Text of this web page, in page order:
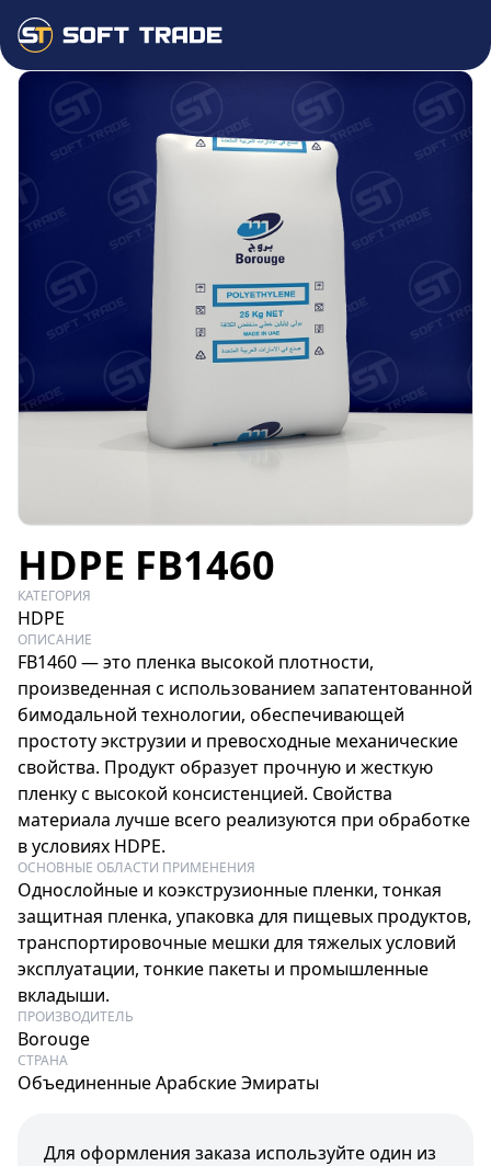
HDPE FB1460
КАТЕГОРИЯ
HDPE
ОПИСАНИЕ
FB1460 — это пленка высокой плотности,
произведенная с использованием запатентованной
бимодальной технологии, обеспечивающей
простоту экструзии и превосходные механические
свойства. Продукт образует прочную и жесткую
пленку с высокой консистенцией. Свойства
материала лучше всего реализуются при обработке
в условиях HDPE.
ОСНОВНЫЕ ОБЛАСТИ ПРИМЕНЕНИЯ
Однослойные и коэкструзионные пленки, тонкая
защитная пленка, упаковка для пищевых продуктов,
транспортировочные мешки для тяжелых условий
эксплуатации, тонкие пакеты и промышленные
вкладыши.
ПРОИЗВОДИТЕЛЬ
Borouge
СТРАНА
Объединенные Арабские Эмираты
Для оформления заказа используйте один из